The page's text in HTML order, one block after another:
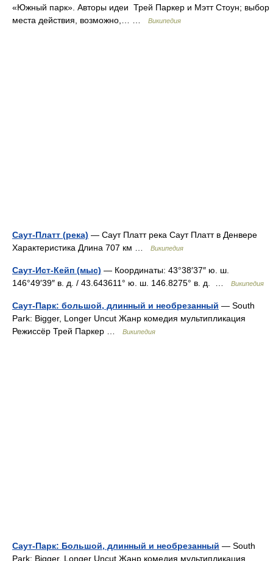
«Южный парк». Авторы идеи Трей Паркер и Мэтт Стоун; выбор
места действия, возможно,… …
Википедия
Саут-Платт (река) — Саут Платт река Саут Платт в Денвере
Характеристика Длина 707 км …
Википедия
Саут-Ист-Кейп (мыс) — Координаты: 43°38′37″ ю. ш.
146°49′39″ в. д. / 43.643611° ю. ш. 146.8275° в. д. …
Википедия
Саут-Парк: большой, длинный и необрезанный — South
Park: Bigger, Longer Uncut Жанр комедия мультипликация
Режиссёр Трей Паркер …
Википедия
Саут-Парк: Большой, длинный и необрезанный — South
Park: Bigger, Longer Uncut Жанр комедия мультипликация